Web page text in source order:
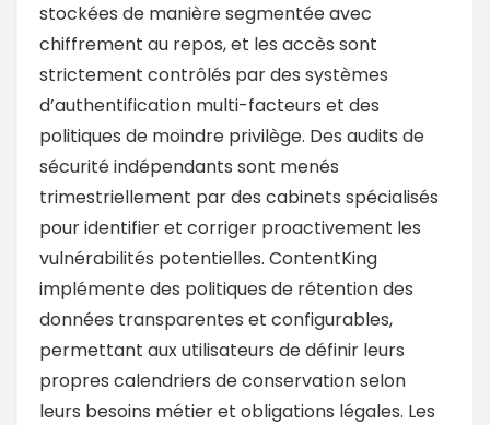
stockées de manière segmentée avec
chiffrement au repos, et les accès sont
strictement contrôlés par des systèmes
d’authentification multi-facteurs et des
politiques de moindre privilège. Des audits de
sécurité indépendants sont menés
trimestriellement par des cabinets spécialisés
pour identifier et corriger proactivement les
vulnérabilités potentielles. ContentKing
implémente des politiques de rétention des
données transparentes et configurables,
permettant aux utilisateurs de définir leurs
propres calendriers de conservation selon
leurs besoins métier et obligations légales. Les